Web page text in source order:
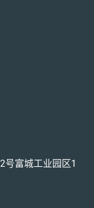
号富城工业园区1